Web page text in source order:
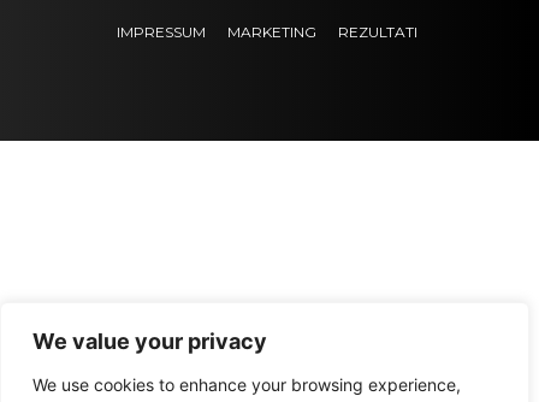
We value your privacy
We use cookies to enhance your browsing experience,
IMPRESSUM MARKETING REZULTATI